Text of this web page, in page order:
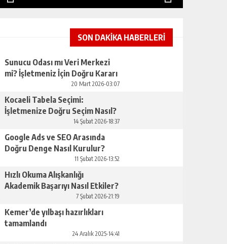
SON DAKİKA HABERLERİ
Sunucu Odası mı Veri Merkezi
mi? İşletmeniz İçin Doğru Kararı
20 Mart 2026-03:07
Kocaeli Tabela Seçimi:
İşletmenize Doğru Seçim Nasıl?
14 Şubat 2026-18:37
Google Ads ve SEO Arasında
Doğru Denge Nasıl Kurulur?
11 Şubat 2026-13:52
Hızlı Okuma Alışkanlığı
Akademik Başarıyı Nasıl Etkiler?
7 Şubat 2026-21:19
Kemer’de yılbaşı hazırlıkları
tamamlandı
24 Aralık 2025-14:41